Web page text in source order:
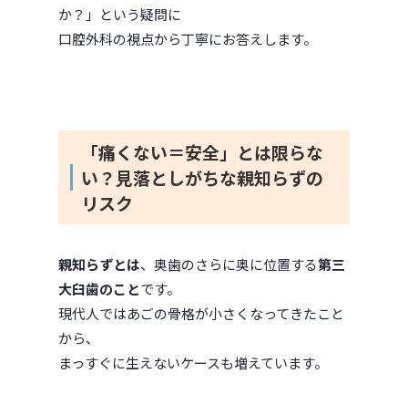
か？」という疑問に
口腔外科の視点から丁寧にお答えします。
「痛くない＝安全」とは限らな
い？見落としがちな親知らずの
リスク
親知らずとは、奥歯のさらに奥に位置する第三
大臼歯のことです。
現代人ではあごの骨格が小さくなってきたこと
から、
まっすぐに生えないケースも増えています。